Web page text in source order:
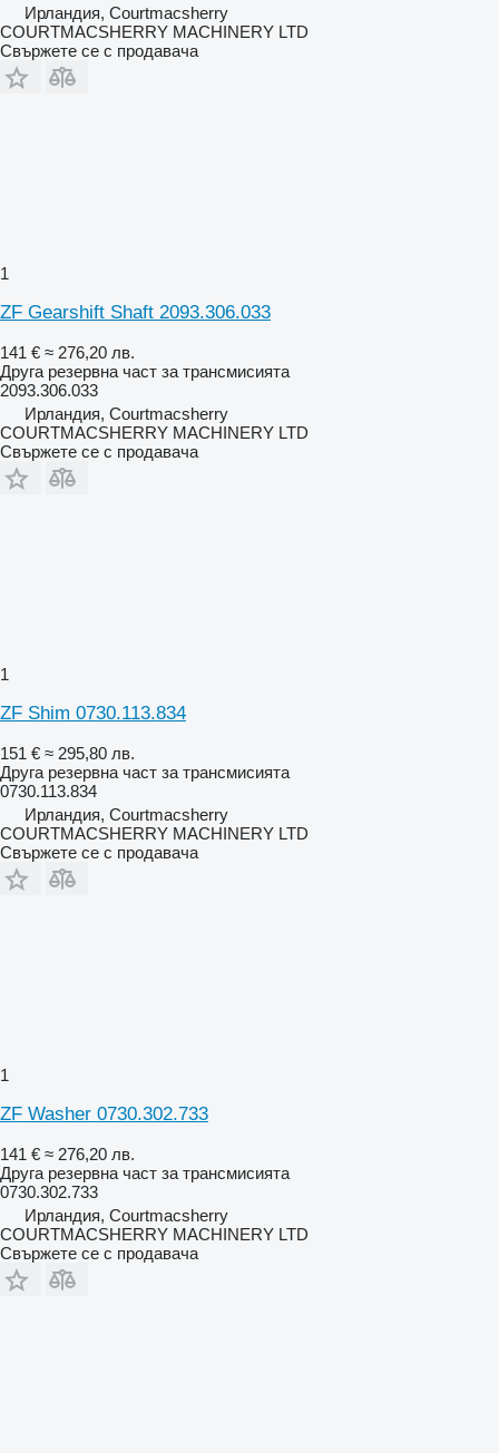
Ирландия, Courtmacsherry
COURTMACSHERRY MACHINERY LTD
Свържете се с продавача
1
ZF Gearshift Shaft 2093.306.033
141 € ≈ 276,20 лв.
Друга резервна част за трансмисията
2093.306.033
Ирландия, Courtmacsherry
COURTMACSHERRY MACHINERY LTD
Свържете се с продавача
1
ZF Shim 0730.113.834
151 € ≈ 295,80 лв.
Друга резервна част за трансмисията
0730.113.834
Ирландия, Courtmacsherry
COURTMACSHERRY MACHINERY LTD
Свържете се с продавача
1
ZF Washer 0730.302.733
141 € ≈ 276,20 лв.
Друга резервна част за трансмисията
0730.302.733
Ирландия, Courtmacsherry
COURTMACSHERRY MACHINERY LTD
Свържете се с продавача